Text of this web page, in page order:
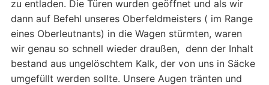
zu entladen. Die Türen wurden geöffnet und als wir
dann auf Befehl unseres Oberfeldmeisters ( im Range
eines Oberleutnants) in die Wagen stürmten, waren
wir genau so schnell wieder draußen, denn der Inhalt
bestand aus ungelöschtem Kalk, der von uns in Säcke
umgefüllt werden sollte. Unsere Augen tränten und